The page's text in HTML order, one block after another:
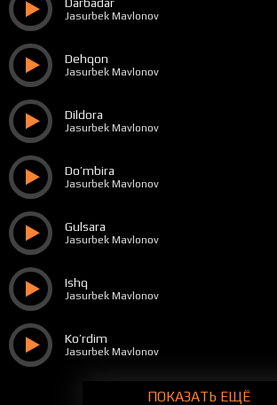
Jasurbek Mavlonov
Dehqon
Jasurbek Mavlonov
Dildora
Jasurbek Mavlonov
Do’mbira
Jasurbek Mavlonov
Gulsara
Jasurbek Mavlonov
Ishq
Jasurbek Mavlonov
Ko’rdim
Jasurbek Mavlonov
ПОКАЗАТЬ ЕЩЁ